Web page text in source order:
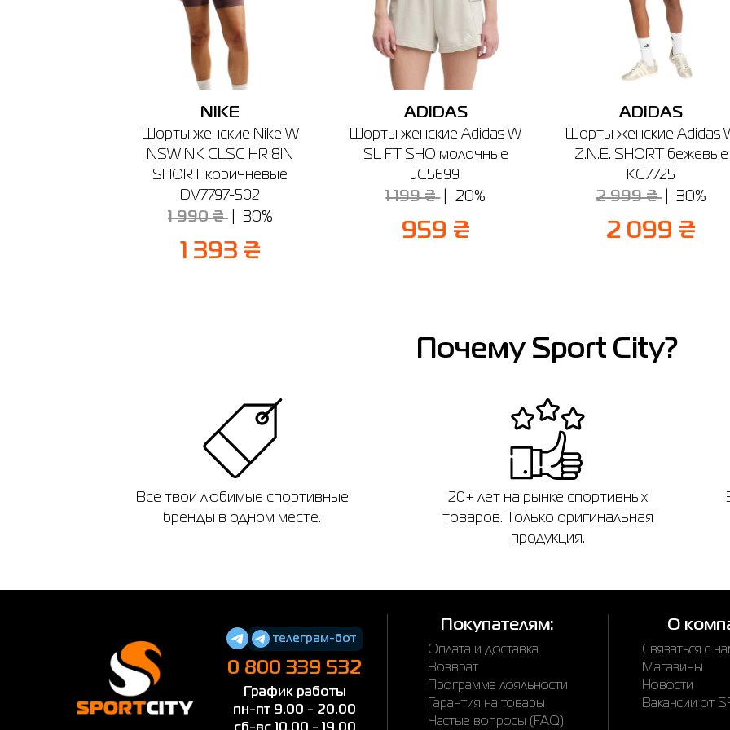
NIKE
Шорты женские Nike W
NSW NK CLSC HR 8IN
SHORT коричневые
DV7797-502
1 990 ₴ 30%
1 393 ₴
ADIDAS
Шорты женские Adidas W
SL FT SHO молочные
JC5699
1 199 ₴ 20%
959 ₴
ADIDAS
Шорты женские Adidas
Z.N.E. SHORT бежевые
KC7725
2 999 ₴ 30%
2 099 ₴
Почему Sport City?
Все твои любимые спортивные
бренды в одном месте.
20+ лет на рынке спортивных
товаров. Только оригинальная
продукция.
телеграм-бот
0 800 339 532
График работы
пн-пт 9.00 - 20.00
Покупателям:
Оплата и доставка
Возврат
Программа лояльности
Гарантия на товары
Частые вопросы (FAQ)
О
Связаться с
Магазины
Новости
Вакансии от